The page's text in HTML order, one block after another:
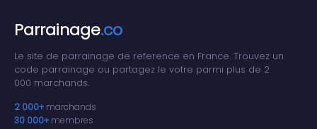
Parrainage.co
Le site de parrainage de reference en France. Trouvez un
code parrainage ou partagez le votre parmi plus de 2
000 marchands.
2 000+ marchands
30 000+ membres